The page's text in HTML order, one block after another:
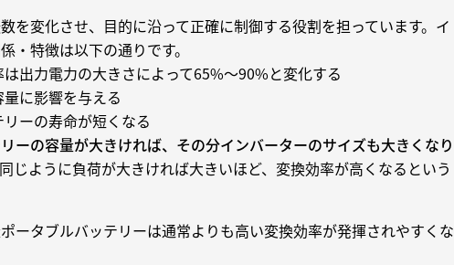
を変化させ、目的に沿って正確に制御する役割を担っています。イ
・特徴は以下の通りです。
出力電力の大きさによって65%〜90%と変化する
に影響を与える
ーの寿命が短くなる
ーの容量が大きければ、その分インバーターのサイズも大きくなり
じように負荷が大きければ大きいほど、変換効率が高くなるという
ータブルバッテリーは通常よりも高い変換効率が発揮されやすくな